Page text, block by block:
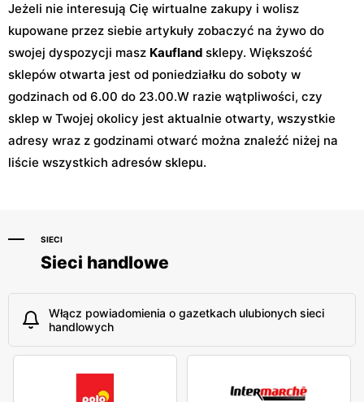
Jeżeli nie interesują Cię wirtualne zakupy i wolisz
kupowane przez siebie artykuły zobaczyć na żywo do
swojej dyspozycji masz Kaufland sklepy. Większość
sklepów otwarta jest od poniedziałku do soboty w
godzinach od 6.00 do 23.00.W razie wątpliwości, czy
sklep w Twojej okolicy jest aktualnie otwarty, wszystkie
adresy wraz z godzinami otwarć można znaleźć niżej na
liście wszystkich adresów sklepu.
SIECI
Sieci handlowe
Włącz powiadomienia o gazetkach ulubionych sieci
handlowych